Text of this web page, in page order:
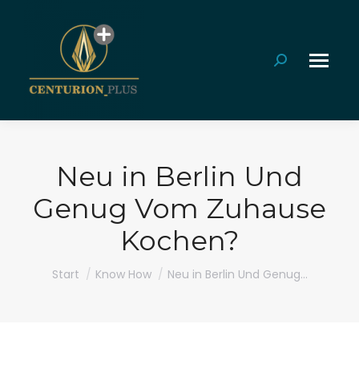
Search:
Neu in Berlin Und
Genug Vom Zuhause
Kochen?
Sie befinden sich hier:
Start Know How Neu in Berlin Und Genug…